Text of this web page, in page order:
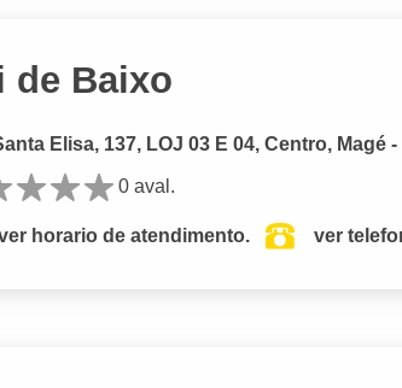
de Baixo
Elisa, 137, LOJ 03 E 04, Centro, Magé -
0 aval.
horario de atendimento. ver